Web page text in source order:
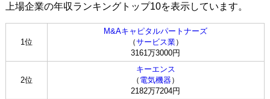
上場企業の年収ランキングトップ10を表示しています。
1位
M&Aキャピタルパートナーズ
（サービス業）
3161万3000円
2位
キーエンス
（ 電気機器）
2182万7204円